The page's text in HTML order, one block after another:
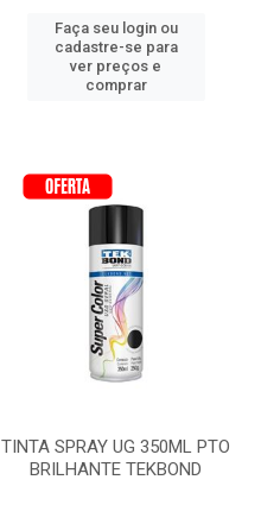
Faça seu login ou
cadastre-se para
ver preços e
comprar
TINTA SPRAY UG 350ML PTO
BRILHANTE TEKBOND